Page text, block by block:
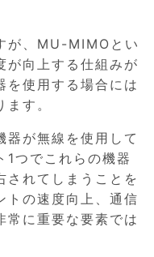
が、MU-MIMOとい
が向上する仕組みが
を使用する場合には
す。
器が無線を使用して
1つでこれらの機器
されてしまうことを
トの速度向上、通信
常に重要な要素では